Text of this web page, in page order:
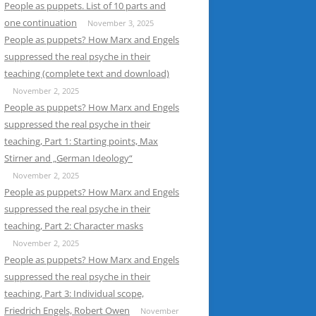
People as puppets. List of 10 parts and
one continuation
November 3, 2025
People as puppets? How Marx and Engels
suppressed the real psyche in their
teaching (complete text and download)
November 2, 2025
People as puppets? How Marx and Engels
suppressed the real psyche in their
teaching, Part 1: Starting points, Max
Stirner and „German Ideology“
November 2, 2025
People as puppets? How Marx and Engels
suppressed the real psyche in their
teaching, Part 2: Character masks
November 2, 2025
People as puppets? How Marx and Engels
suppressed the real psyche in their
teaching, Part 3: Individual scope,
Friedrich Engels, Robert Owen
November